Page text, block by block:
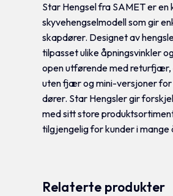
Star Hengsel fra SAMET er en
skyvehengselmodell som gir
skapdører. Designet av
tilpasset ulike åpningsvinkler
open utførende med returfjær,
uten fjær og mini-versjoner
dører. Star Hengsler gir
med sitt store
tilgjengelig for kunder i mange
Relaterte produkter